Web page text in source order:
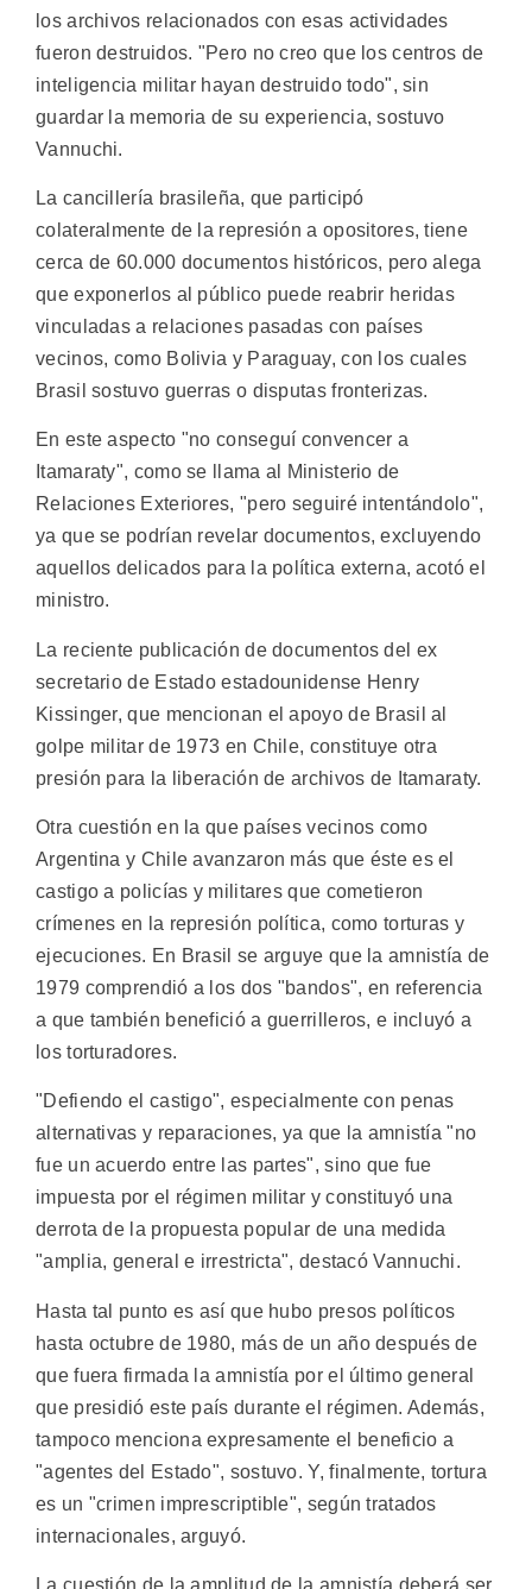
los archivos relacionados con esas actividades
fueron destruidos. "Pero no creo que los centros de
inteligencia militar hayan destruido todo", sin
guardar la memoria de su experiencia, sostuvo
Vannuchi.
La cancillería brasileña, que participó
colateralmente de la represión a opositores, tiene
cerca de 60.000 documentos históricos, pero alega
que exponerlos al público puede reabrir heridas
vinculadas a relaciones pasadas con países
vecinos, como Bolivia y Paraguay, con los cuales
Brasil sostuvo guerras o disputas fronterizas.
En este aspecto "no conseguí convencer a
Itamaraty", como se llama al Ministerio de
Relaciones Exteriores, "pero seguiré intentándolo",
ya que se podrían revelar documentos, excluyendo
aquellos delicados para la política externa, acotó el
ministro.
La reciente publicación de documentos del ex
secretario de Estado estadounidense Henry
Kissinger, que mencionan el apoyo de Brasil al
golpe militar de 1973 en Chile, constituye otra
presión para la liberación de archivos de Itamaraty.
Otra cuestión en la que países vecinos como
Argentina y Chile avanzaron más que éste es el
castigo a policías y militares que cometieron
crímenes en la represión política, como torturas y
ejecuciones. En Brasil se arguye que la amnistía de
1979 comprendió a los dos "bandos", en referencia
a que también benefició a guerrilleros, e incluyó a
los torturadores.
"Defiendo el castigo", especialmente con penas
alternativas y reparaciones, ya que la amnistía "no
fue un acuerdo entre las partes", sino que fue
impuesta por el régimen militar y constituyó una
derrota de la propuesta popular de una medida
"amplia, general e irrestricta", destacó Vannuchi.
Hasta tal punto es así que hubo presos políticos
hasta octubre de 1980, más de un año después de
que fuera firmada la amnistía por el último general
que presidió este país durante el régimen. Además,
tampoco menciona expresamente el beneficio a
"agentes del Estado", sostuvo. Y, finalmente, tortura
es un "crimen imprescriptible", según tratados
internacionales, arguyó.